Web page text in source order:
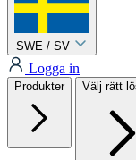
SWE / SV
Logga in
Produkter Välj rätt